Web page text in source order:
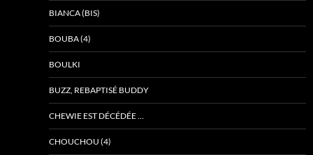
BIANCA (BIS)
BOUBA (4)
BOULKI
BUZZ, REBAPTISÉ BUDDY
CHEWIE EST DÉCÉDÉE …
CHOUCHOU (4)